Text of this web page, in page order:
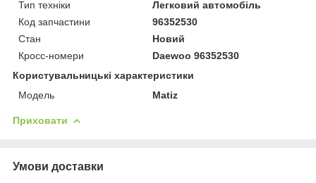
Тип техніки
Легковий автомобіль
Код запчастини
96352530
Стан
Новий
Кросс-номери
Daewoo 96352530
Користувальницькі характеристики
Модель
Matiz
Приховати
Умови доставки